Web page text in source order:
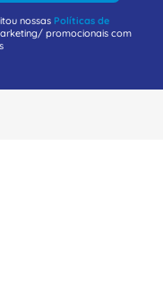
nossas Políticas de
promocionais com